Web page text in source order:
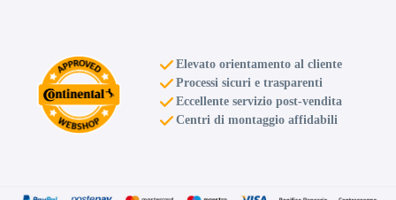
Elevato orientamento al cliente
Processi sicuri e trasparenti
Eccellente servizio post-vendita
Centri di montaggio affidabili